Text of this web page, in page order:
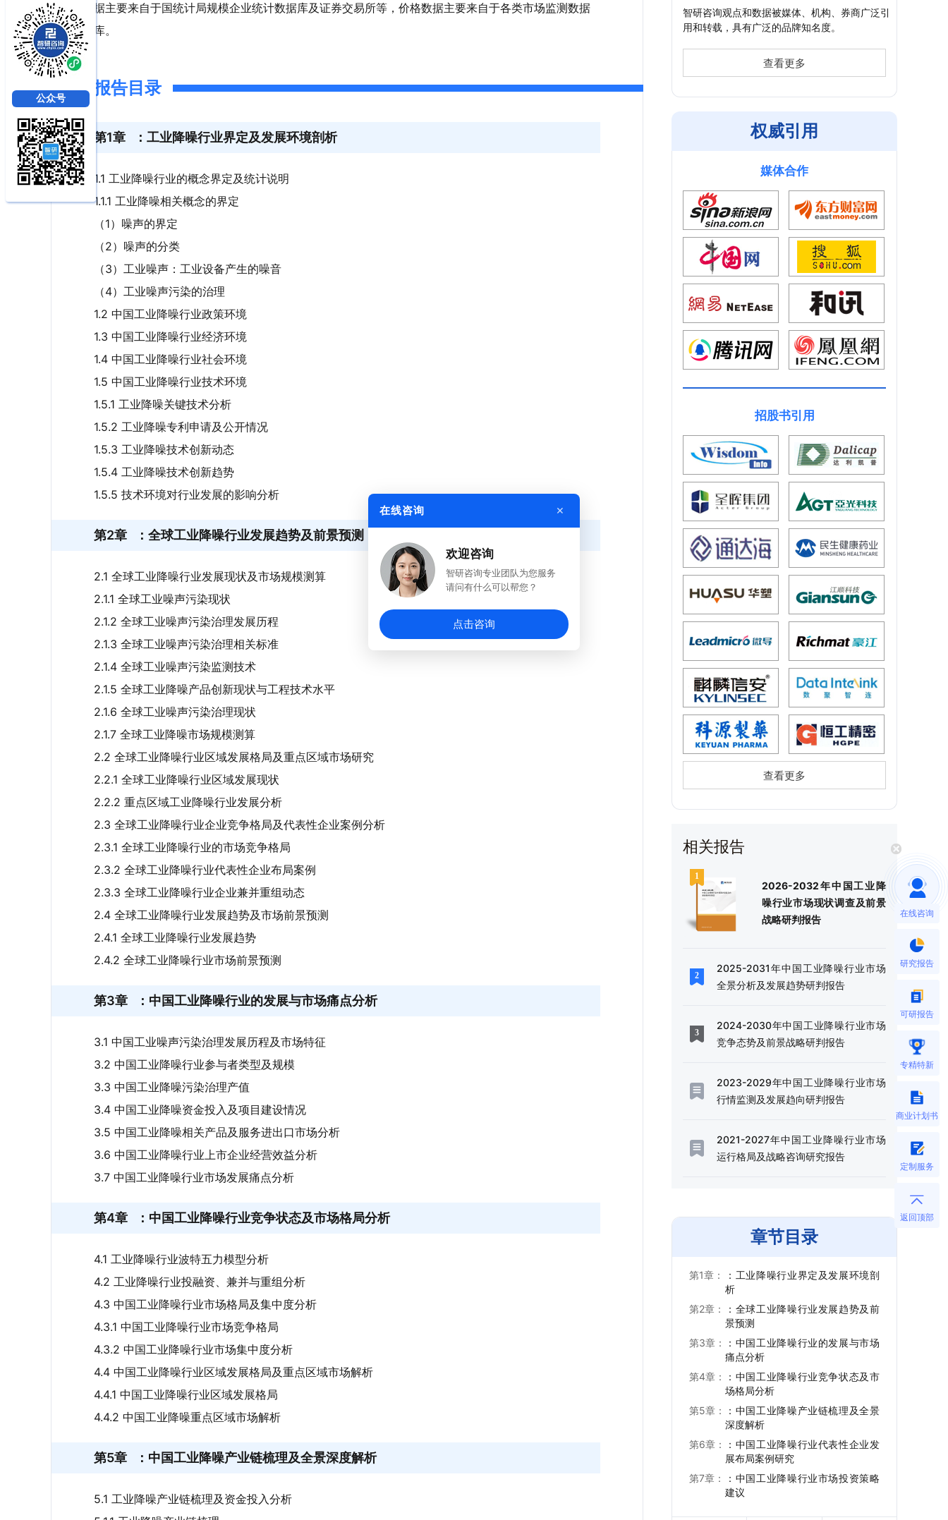
据主要来自于国统计局规模企业统计数据库及证券交易所等，价格数据主要来自于各类市场监测数据
库。
报告目录
第1章 ：工业降噪行业界定及发展环境剖析
1.1 工业降噪行业的概念界定及统计说明
1.1.1 工业降噪相关概念的界定
（1）噪声的界定
（2）噪声的分类
（3）工业噪声：工业设备产生的噪音
（4）工业噪声污染的治理
1.2 中国工业降噪行业政策环境
1.3 中国工业降噪行业经济环境
1.4 中国工业降噪行业社会环境
1.5 中国工业降噪行业技术环境
1.5.1 工业降噪关键技术分析
1.5.2 工业降噪专利申请及公开情况
1.5.3 工业降噪技术创新动态
1.5.4 工业降噪技术创新趋势
1.5.5 技术环境对行业发展的影响分析
第2章 ：全球工业降噪行业发展趋势及前景预测
2.1 全球工业降噪行业发展现状及市场规模测算
2.1.1 全球工业噪声污染现状
2.1.2 全球工业噪声污染治理发展历程
2.1.3 全球工业噪声污染治理相关标准
2.1.4 全球工业噪声污染监测技术
2.1.5 全球工业降噪产品创新现状与工程技术水平
2.1.6 全球工业噪声污染治理现状
2.1.7 全球工业降噪市场规模测算
2.2 全球工业降噪行业区域发展格局及重点区域市场研究
2.2.1 全球工业降噪行业区域发展现状
2.2.2 重点区域工业降噪行业发展分析
2.3 全球工业降噪行业企业竞争格局及代表性企业案例分析
2.3.1 全球工业降噪行业的市场竞争格局
2.3.2 全球工业降噪行业代表性企业布局案例
2.3.3 全球工业降噪行业企业兼并重组动态
2.4 全球工业降噪行业发展趋势及市场前景预测
2.4.1 全球工业降噪行业发展趋势
2.4.2 全球工业降噪行业市场前景预测
第3章 ：中国工业降噪行业的发展与市场痛点分析
3.1 中国工业噪声污染治理发展历程及市场特征
3.2 中国工业降噪行业参与者类型及规模
3.3 中国工业降噪污染治理产值
3.4 中国工业降噪资金投入及项目建设情况
3.5 中国工业降噪相关产品及服务进出口市场分析
3.6 中国工业降噪行业上市企业经营效益分析
3.7 中国工业降噪行业市场发展痛点分析
第4章 ：中国工业降噪行业竞争状态及市场格局分析
4.1 工业降噪行业波特五力模型分析
4.2 工业降噪行业投融资、兼并与重组分析
4.3 中国工业降噪行业市场格局及集中度分析
4.3.1 中国工业降噪行业市场竞争格局
4.3.2 中国工业降噪行业市场集中度分析
4.4 中国工业降噪行业区域发展格局及重点区域市场解析
4.4.1 中国工业降噪行业区域发展格局
4.4.2 中国工业降噪重点区域市场解析
第5章 ：中国工业降噪产业链梳理及全景深度解析
5.1 工业降噪产业链梳理及资金投入分析
智研咨询观点和数据被媒体、机构、券商广泛引
用和转载，具有广泛的品牌知名度。
查看更多
权威引用
媒体合作
招股书引用
查看更多
相关报告
2026-2032年中国工业降
噪行业市场现状调查及前景
战略研判报告
2025-2031年中国工业降噪行业市场
全景分析及发展趋势研判报告
2024-2030年中国工业降噪行业市场
竞争态势及前景战略研判报告
2023-2029年中国工业降噪行业市场
行情监测及发展趋向研判报告
2021-2027年中国工业降噪行业市场
运行格局及战略咨询研究报告
章节目录
第1章：
：工业降噪行业界定及发展环境剖
析
第2章：
：全球工业降噪行业发展趋势及前
景预测
第3章：
：中国工业降噪行业的发展与市场
痛点分析
第4章：
：中国工业降噪行业竞争状态及市
场格局分析
第5章：
：中国工业降噪产业链梳理及全景
深度解析
第6章：
：中国工业降噪行业代表性企业发
展布局案例研究
第7章：
：中国工业降噪行业市场投资策略
建议
在线咨询
研究报告
可研报告
专精特新
商业计划书
定制服务
返回顶部
在线咨询 ×
欢迎咨询
智研咨询专业团队为您服务
请问有什么可以帮您？
点击咨询
公众号